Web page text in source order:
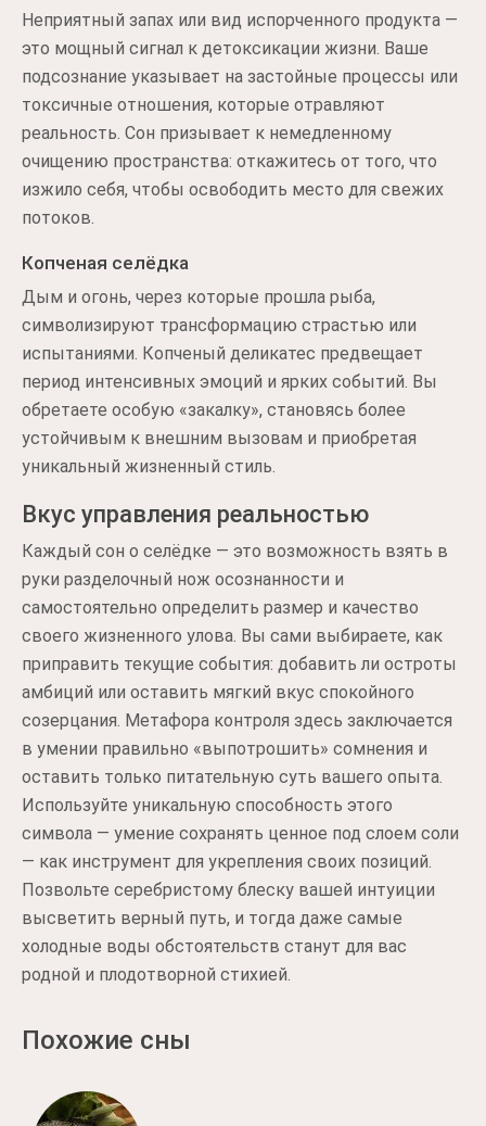
Неприятный запах или вид испорченного продукта —
это мощный сигнал к детоксикации жизни. Ваше
подсознание указывает на застойные процессы или
токсичные отношения, которые отравляют
реальность. Сон призывает к немедленному
очищению пространства: откажитесь от того, что
изжило себя, чтобы освободить место для свежих
потоков.
Копченая селёдка
Дым и огонь, через которые прошла рыба,
символизируют трансформацию страстью или
испытаниями. Копченый деликатес предвещает
период интенсивных эмоций и ярких событий. Вы
обретаете особую «закалку», становясь более
устойчивым к внешним вызовам и приобретая
уникальный жизненный стиль.
Вкус управления реальностью
Каждый сон о селёдке — это возможность взять в
руки разделочный нож осознанности и
самостоятельно определить размер и качество
своего жизненного улова. Вы сами выбираете, как
приправить текущие события: добавить ли остроты
амбиций или оставить мягкий вкус спокойного
созерцания. Метафора контроля здесь заключается
в умении правильно «выпотрошить» сомнения и
оставить только питательную суть вашего опыта.
Используйте уникальную способность этого
символа — умение сохранять ценное под слоем соли
— как инструмент для укрепления своих позиций.
Позвольте серебристому блеску вашей интуиции
высветить верный путь, и тогда даже самые
холодные воды обстоятельств станут для вас
родной и плодотворной стихией.
Похожие сны